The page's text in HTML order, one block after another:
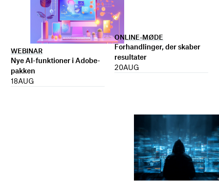
WEBINAR
Nye AI-funktioner i Adobe-
pakken
18AUG
ONLINE-MØDE
Forhandlinger, der skaber
resultater
20AUG